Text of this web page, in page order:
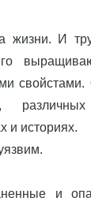
жизни. И
различных
и историях.
и